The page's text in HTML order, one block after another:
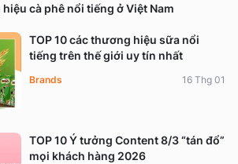
cà phê nổi tiếng ở Việt Nam
TOP 10 các thương hiệu sữa nổi
tiếng trên thế giới uy tín nhất
Brands 16 Thg 01
TOP 10 Ý tưởng Content 8/3 “tán đổ”
mọi khách hàng 2026